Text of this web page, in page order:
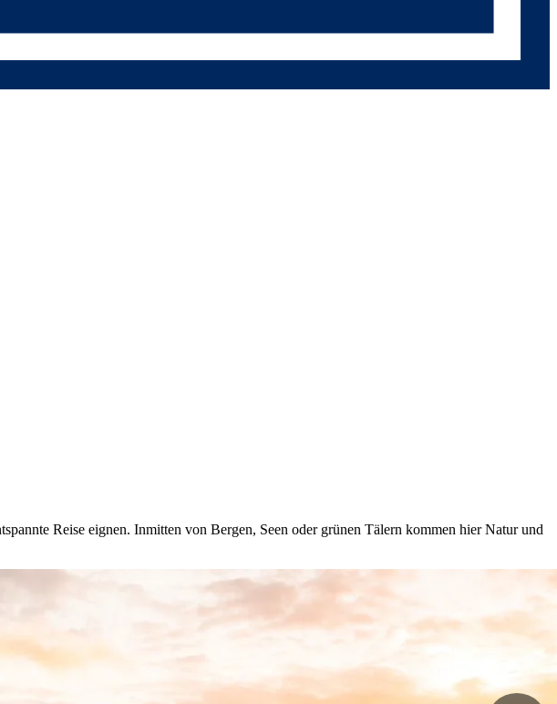
Reise eignen. Inmitten von Bergen, Seen oder grünen Tälern kommen hier Natur und